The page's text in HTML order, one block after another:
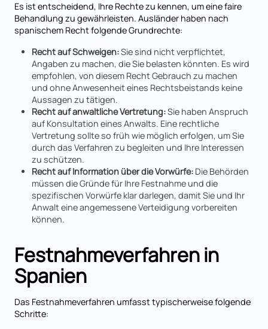
Es ist entscheidend, Ihre Rechte zu kennen, um eine faire
Behandlung zu gewährleisten. Ausländer haben nach
spanischem Recht folgende Grundrechte:
Recht auf Schweigen:Sie sind nicht verpflichtet,
Angaben zu machen, die Sie belasten könnten. Es wird
empfohlen, von diesem Recht Gebrauch zu machen
und ohne Anwesenheit eines Rechtsbeistands keine
Aussagen zu tätigen.
Recht auf anwaltliche Vertretung:Sie haben Anspruch
auf Konsultation eines Anwalts. Eine rechtliche
Vertretung sollte so früh wie möglich erfolgen, um Sie
durch das Verfahren zu begleiten und Ihre Interessen
zu schützen.
Recht auf Information über die Vorwürfe:Die Behörden
müssen die Gründe für Ihre Festnahme und die
spezifischen Vorwürfe klar darlegen, damit Sie und Ihr
Anwalt eine angemessene Verteidigung vorbereiten
können.
Festnahmeverfahren in
Spanien
Das Festnahmeverfahren umfasst typischerweise folgende
Schritte: